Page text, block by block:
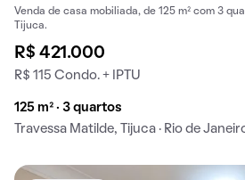
Venda de casa mobiliada, de 125 m² com 3
Tijuca.
R$ 421.000
R$ 115 Condo. + IPTU
125 m² · 3 quartos
Travessa Matilde, Tijuca · Rio de